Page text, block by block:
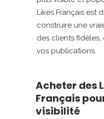
Likes Français est
construire une
des clients
vos publications.
Acheter des
Français
visibilité